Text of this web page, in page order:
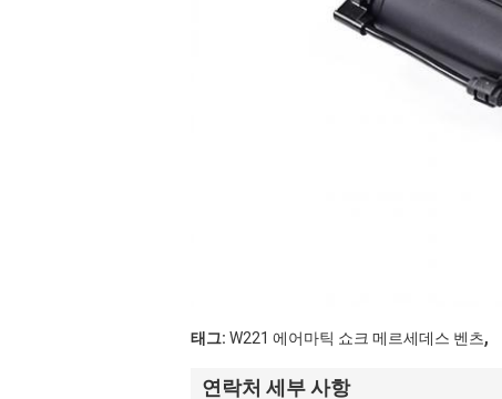
태그: W221 에어마틱 쇼크 메르세데스 벤츠,
연락처 세부 사항